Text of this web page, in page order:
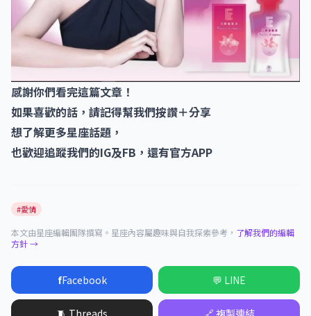
感謝你們看完這篇文章！
如果喜歡的話，請記得幫我們按讚＋分享
想了解更多星座話題，
也歡迎追蹤我們的IG及FB，還有官方APP
#愛情
本文由星座編輯團隊撰寫。星座內容屬趣味與自我探索參考， 了解我們的編輯
方針 →
fFacebook 💬 LINE